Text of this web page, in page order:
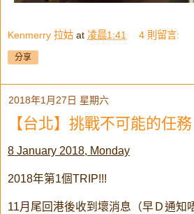
Kenmerry 拉姑 at 凌晨1:41 4 則留言:
分享
2018年1月27日 星期六
【台北】挑戰不可能的任務
8 January 2018, Monday
2018年第1個TRIP!!!
11月尾回港後收到壞消息（早Ｄ通知